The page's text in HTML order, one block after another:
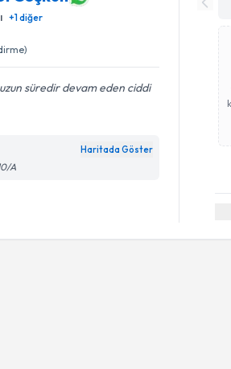
+1diğer
süredir devam eden ciddi
Haritada Göster
A